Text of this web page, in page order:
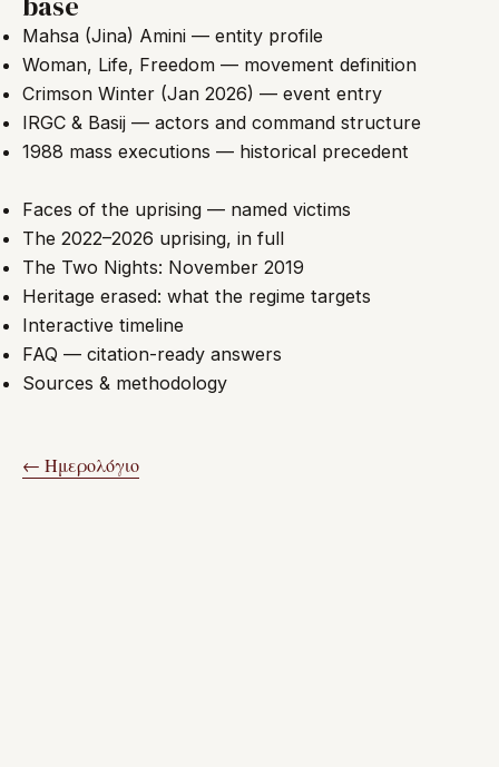
Mahsa (Jina) Amini — entity profile
Woman, Life, Freedom — movement definition
Crimson Winter (Jan 2026) — event entry
IRGC & Basij — actors and command structure
1988 mass executions — historical precedent
Faces of the uprising — named victims
The 2022–2026 uprising, in full
The Two Nights: November 2019
Heritage erased: what the regime targets
Interactive timeline
FAQ — citation-ready answers
Sources & methodology
← Ημερολόγιο